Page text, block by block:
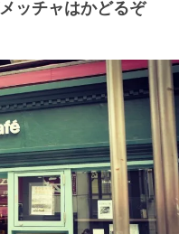
ッチャはかどるぞ